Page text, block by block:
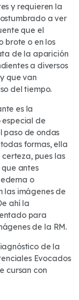
y requieren la
a ver
que el
brote o en los
de la aparición
a diversos
que van
del tiempo.
es la
especial de
paso de ondas
formas, ella
pues las
antes
o
las imágenes de
ahí la
para
de la RM.
de la
Evocados
cursan con